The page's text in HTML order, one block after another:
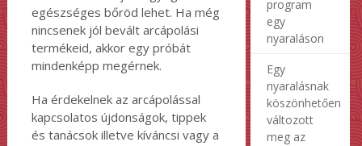
egészséges bőröd lehet. Ha még
nincsenek jól bevált arcápolási
termékeid, akkor egy próbát
mindenképp megérnek.
Ha érdekelnek az arcápolással
kapcsolatos újdonságok, tippek
és tanácsok illetve kíváncsi vagy a
program
egy
nyaraláson
Egy
nyaralásnak
köszönhetően
változott
meg az